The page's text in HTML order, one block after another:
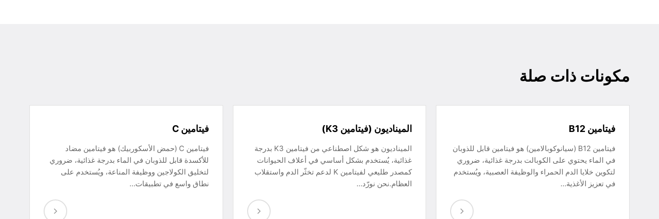
مكونات ذات صلة
فيتامين B12
فيتامين B12 (سيانوكوبالامين) هو فيتامين قابل للذوبان
في الماء يحتوي على الكوبالت بدرجة غذائية، ضروري
لتكوين خلايا الدم الحمراء والوظيفة العصبية، ويُستخدم
في تعزيز الأغذية…
الميناديون (فيتامين K3)
الميناديون هو شكل اصطناعي من فيتامين K3 بدرجة
غذائية، يُستخدم بشكل أساسي في أعلاف الحيوانات
كمصدر طليعي لفيتامين K لدعم تخثّر الدم واستقلاب
العظام.نحن نورّد…
فيتامين C
فيتامين C (حمض الأسكوربيك) هو فيتامين مضاد
للأكسدة قابل للذوبان في الماء بدرجة غذائية، ضروري
لتخليق الكولاجين ووظيفة المناعة، ويُستخدم على
نطاق واسع في تطبيقات…